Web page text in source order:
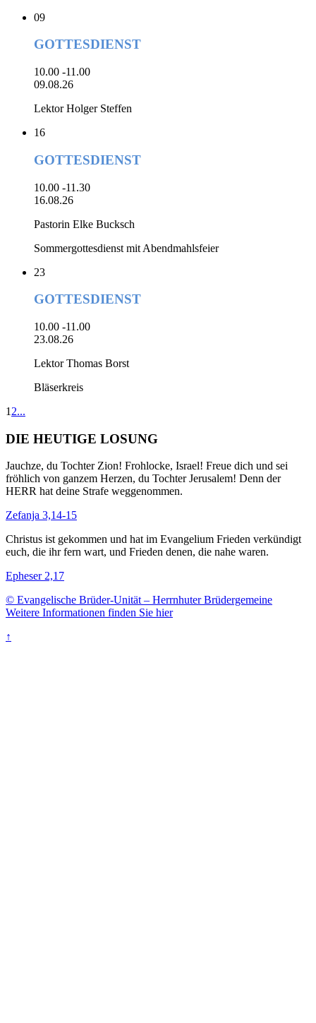
09
GOTTESDIENST
10.00 -11.00
09.08.26
Lektor Holger Steffen
16
GOTTESDIENST
10.00 -11.30
16.08.26
Pastorin Elke Bucksch
Sommergottesdienst mit Abendmahlsfeier
23
GOTTESDIENST
10.00 -11.00
23.08.26
Lektor Thomas Borst
Bläserkreis
1 2...
DIE HEUTIGE LOSUNG
Jauchze, du Tochter Zion! Frohlocke, Israel! Freue dich und sei
fröhlich von ganzem Herzen, du Tochter Jerusalem! Denn der
HERR hat deine Strafe weggenommen.
Zefanja 3,14-15
Christus ist gekommen und hat im Evangelium Frieden verkündigt
euch, die ihr fern wart, und Frieden denen, die nahe waren.
Epheser 2,17
© Evangelische Brüder-Unität – Herrnhuter Brüdergemeine
Weitere Informationen finden Sie hier
↑